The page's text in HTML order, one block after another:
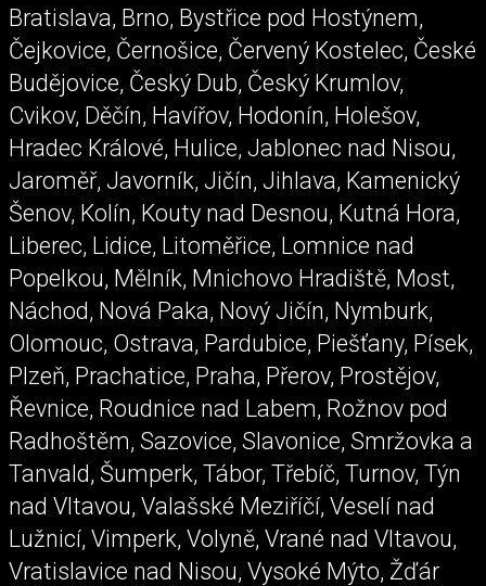
Bratislava, Brno, Bystřice pod Hostýnem,
Čejkovice, Černošice, Červený Kostelec, České
Budějovice, Český Dub, Český Krumlov,
Cvikov, Děčín, Havířov, Hodonín, Holešov,
Hradec Králové, Hulice, Jablonec nad Nisou,
Jaroměř, Javorník, Jičín, Jihlava, Kamenický
Šenov, Kolín, Kouty nad Desnou, Kutná Hora,
Liberec, Lidice, Litoměřice, Lomnice nad
Popelkou, Mělník, Mnichovo Hradiště, Most,
Náchod, Nová Paka, Nový Jičín, Nymburk,
Olomouc, Ostrava, Pardubice, Piešťany, Písek,
Plzeň, Prachatice, Praha, Přerov, Prostějov,
Řevnice, Roudnice nad Labem, Rožnov pod
Radhoštěm, Sazovice, Slavonice, Smržovka a
Tanvald, Šumperk, Tábor, Třebíč, Turnov, Týn
nad Vltavou, Valašské Meziříčí, Veselí nad
Lužnicí, Vimperk, Volyně, Vrané nad Vltavou,
Vratislavice nad Nisou, Vysoké Mýto, Žďár